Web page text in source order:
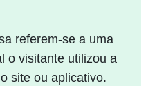
referem-se a uma
o visitante utilizou a
site ou aplicativo.